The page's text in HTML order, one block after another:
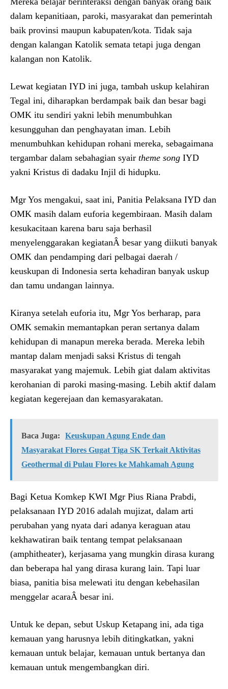
dalam kepanitiaan, paroki, masyarakat dan pemerintah
baik provinsi maupun kabupaten/kota. Tidak saja
dengan kalangan Katolik semata tetapi juga dengan
kalangan non Katolik.
Lewat kegiatan IYD ini juga, tambah uskup kelahiran
Tegal ini, diharapkan berdampak baik dan besar bagi
OMK itu sendiri yakni lebih menumbuhkan
kesungguhan dan penghayatan iman. Lebih
menumbuhkan kehidupan rohani mereka, sebagaimana
tergambar dalam sebahagian syair theme song IYD
yakni Kristus di dadaku Injil di hidupku.
Mgr Yos mengakui, saat ini, Panitia Pelaksana IYD dan
OMK masih dalam euforia kegembiraan. Masih dalam
kesukacitaan karena baru saja berhasil
menyelenggarakan kegiatanÂ besar yang diikuti banyak
OMK dan pendamping dari pelbagai daerah /
keuskupan di Indonesia serta kehadiran banyak uskup
dan tamu undangan lainnya.
Kiranya setelah euforia itu, Mgr Yos berharap, para
OMK semakin memantapkan peran sertanya dalam
kehidupan di manapun mereka berada. Mereka lebih
mantap dalam menjadi saksi Kristus di tengah
masyarakat yang majemuk. Lebih giat dalam aktivitas
kerohanian di paroki masing-masing. Lebih aktif dalam
kegiatan kegerejaan dan kemasyarakatan.
Baca Juga:
Keuskupan Agung Ende dan
Masyarakat Flores Gugat Tiga SK Terkait Aktivitas
Geothermal di Pulau Flores ke Mahkamah Agung
Bagi Ketua Komkep KWI Mgr Pius Riana Prabdi,
pelaksanaan IYD 2016 adalah mujizat, dalam arti
perubahan yang nyata dari adanya keraguan atau
kekhawatiran baik tentang tempat pelaksanaan
(amphitheater), kerjasama yang mungkin dirasa kurang
dan beberapa hal yang dirasa kurang lain. Tapi luar
biasa, panitia bisa melewati itu dengan kebehasilan
menggelar acaraÂ besar ini.
Untuk ke depan, sebut Uskup Ketapang ini, ada tiga
kemauan yang harusnya lebih ditingkatkan, yakni
kemauan untuk belajar, kemauan untuk bertanya dan
kemauan untuk mengembangkan diri.